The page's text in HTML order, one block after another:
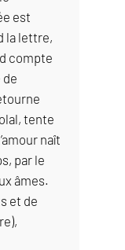
est
la lettre,
compte
de
tente
naît
par le
âmes.
et de